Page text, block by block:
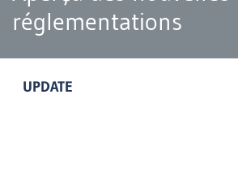
réglementations
UPDATE